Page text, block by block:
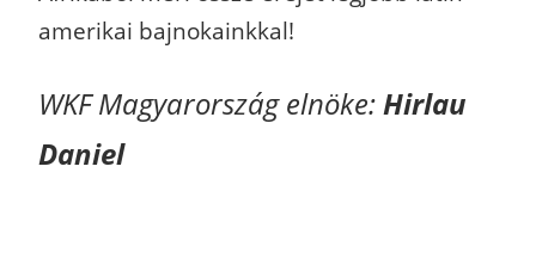
amerikai bajnokainkkal!
WKF Magyarország elnöke:Hirlau
Daniel